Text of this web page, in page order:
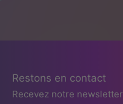
Restons en contact
Recevez notre newsletter